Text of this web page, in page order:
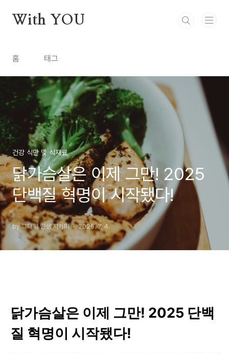
With YOU
홈 태그
건강 식단 및 식재료
닭가슴살은 이제 그만! 2025
단백질 혁명이 시작됐다!
by 그대의 인생 지키미 2025. 7. 4.
닭가슴살은 이제 그만! 2025 단백
질 혁명이 시작됐다!